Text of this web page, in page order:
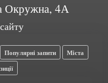
Окружна, 4А
Популярні запити
Міста